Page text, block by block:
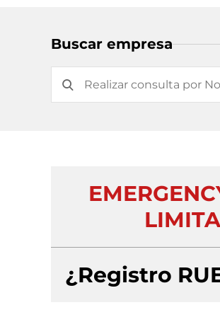
Buscar empresa
¿Registro